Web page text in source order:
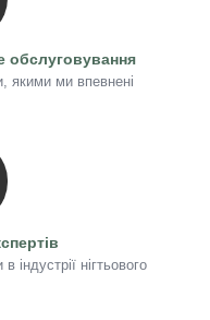
обслуговування
якими ми впевнені
нігтьового